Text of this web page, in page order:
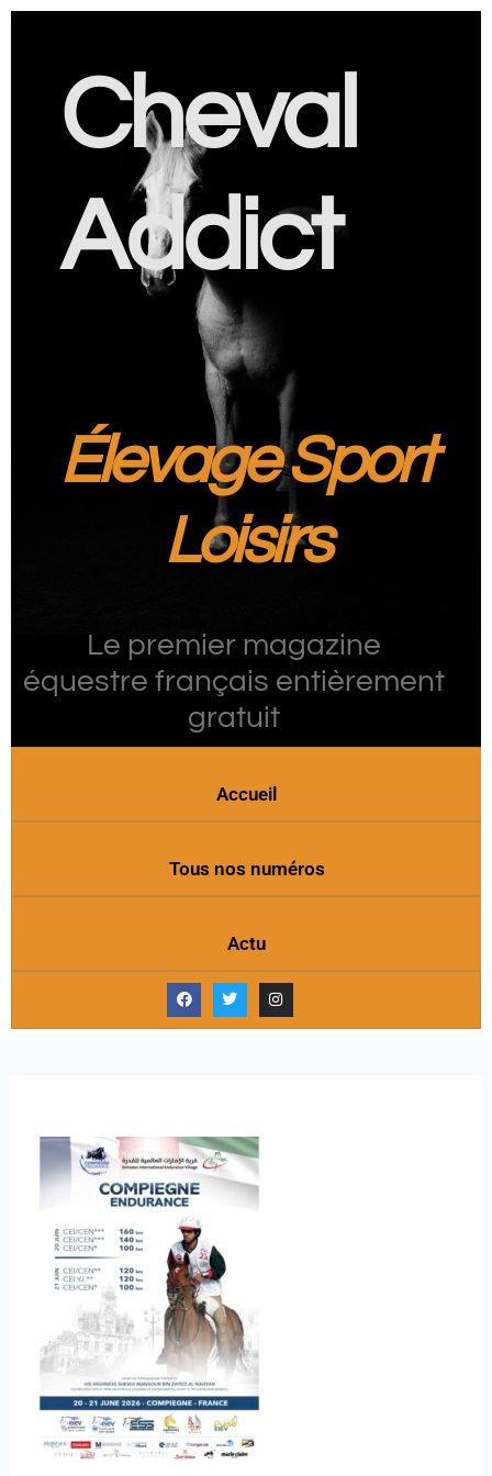
Cheval
Addict
Élevage Sport
Loisirs
Le premier magazine
équestre français entièrement
gratuit
Accueil
Tous nos numéros
Actu